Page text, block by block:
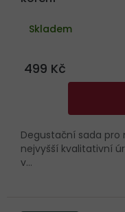
Skladem
499 Kč
Degustační sada pro
nejvyšší kvalitativní
v...